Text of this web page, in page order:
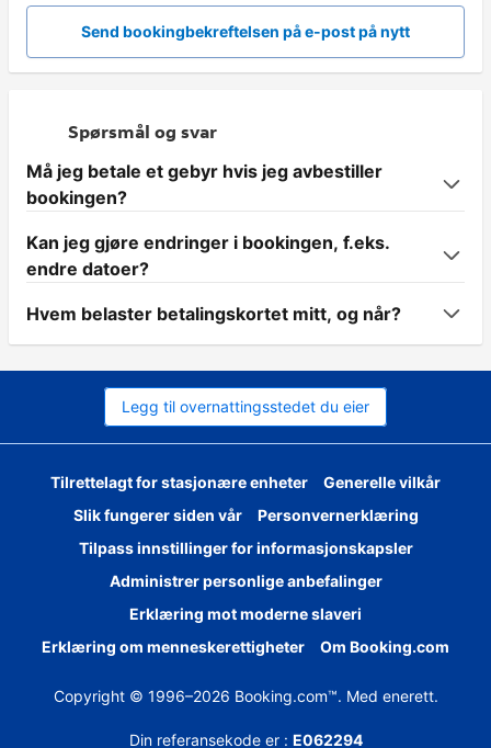
Send bookingbekreftelsen på e-post på nytt
Spørsmål og svar
Må jeg betale et gebyr hvis jeg avbestiller
bookingen?
Kan jeg gjøre endringer i bookingen, f.eks.
endre datoer?
Hvem belaster betalingskortet mitt, og når?
Legg til overnattingsstedet du eier
Tilrettelagt for stasjonære enheter
Generelle vilkår
Slik fungerer siden vår
Personvernerklæring
Tilpass innstillinger for informasjonskapsler
Administrer personlige anbefalinger
Erklæring mot moderne slaveri
Erklæring om menneskerettigheter
Om Booking.com
Copyright © 1996–2026 Booking.com™. Med enerett.
Din referansekode er : E062294